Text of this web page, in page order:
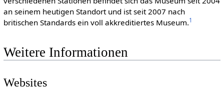
an seinem heutigen Standort und ist seit 2007 nach
britischen Standards ein voll akkreditiertes Museum.1
Weitere Informationen
Websites